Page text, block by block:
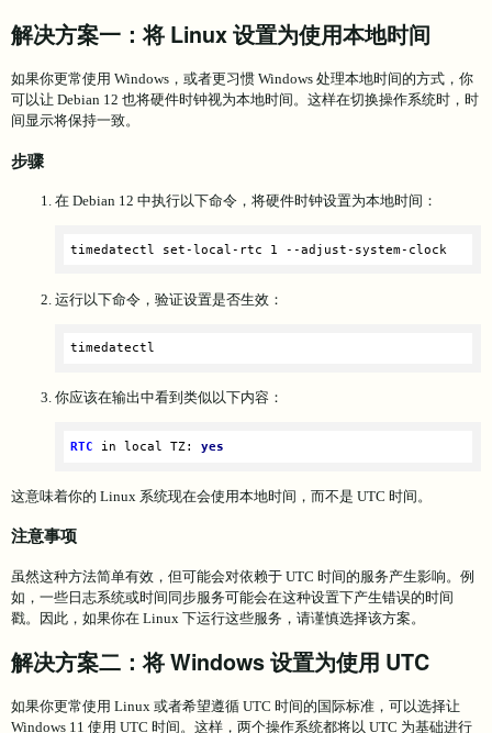
解决方案一：将 Linux 设置为使用本地时间
如果你更常使用 Windows，或者更习惯 Windows 处理本地时间的方式，你
可以让 Debian 12 也将硬件时钟视为本地时间。这样在切换操作系统时，时
间显示将保持一致。
步骤
在 Debian 12 中执行以下命令，将硬件时钟设置为本地时间：
timedatectl set-local-rtc 1 --adjust-system-clock
运行以下命令，验证设置是否生效：
timedatectl
你应该在输出中看到类似以下内容：
RTC in local TZ: yes
这意味着你的 Linux 系统现在会使用本地时间，而不是 UTC 时间。
注意事项
虽然这种方法简单有效，但可能会对依赖于 UTC 时间的服务产生影响。例
如，一些日志系统或时间同步服务可能会在这种设置下产生错误的时间
戳。因此，如果你在 Linux 下运行这些服务，请谨慎选择该方案。
解决方案二：将 Windows 设置为使用 UTC
如果你更常使用 Linux 或者希望遵循 UTC 时间的国际标准，可以选择让
Windows 11 使用 UTC 时间。这样，两个操作系统都将以 UTC 为基础进行